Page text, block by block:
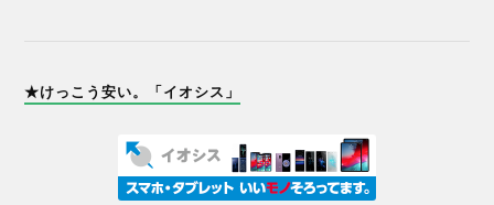
★けっこう安い。「イオシス」